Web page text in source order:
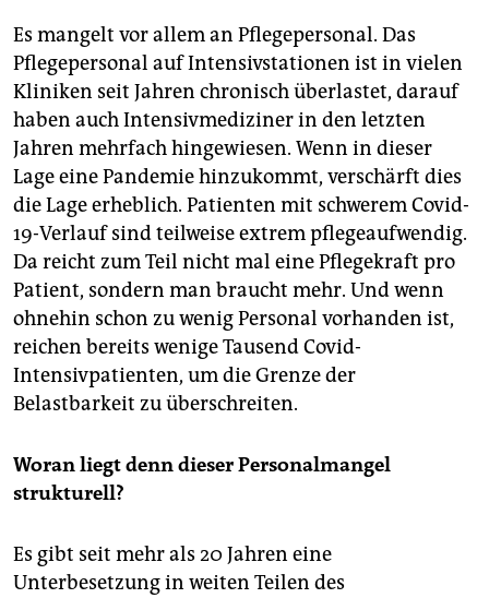
Es mangelt vor allem an Pflegepersonal. Das
Pflegepersonal auf Intensivstationen ist in vielen
Kliniken seit Jahren chronisch überlastet, darauf
haben auch Intensivmediziner in den letzten
Jahren mehrfach hingewiesen. Wenn in dieser
Lage eine Pandemie hinzukommt, verschärft dies
die Lage erheblich. Patienten mit schwerem Covid-
19-Verlauf sind teilweise extrem pflegeaufwendig.
Da reicht zum Teil nicht mal eine Pflegekraft pro
Patient, sondern man braucht mehr. Und wenn
ohnehin schon zu wenig Personal vorhanden ist,
reichen bereits wenige Tausend Covid-
Intensivpatienten, um die Grenze der
Belastbarkeit zu überschreiten.
Woran liegt denn dieser Personalmangel
strukturell?
Es gibt seit mehr als 20 Jahren eine
Unterbesetzung in weiten Teilen des